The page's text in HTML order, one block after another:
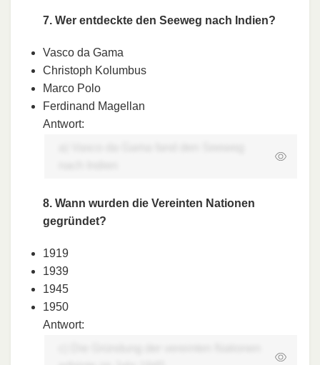
7. Wer entdeckte den Seeweg nach Indien?
Vasco da Gama
Christoph Kolumbus
Marco Polo
Ferdinand Magellan
Antwort:
8. Wann wurden die Vereinten Nationen
gegründet?
1919
1939
1945
1950
Antwort: